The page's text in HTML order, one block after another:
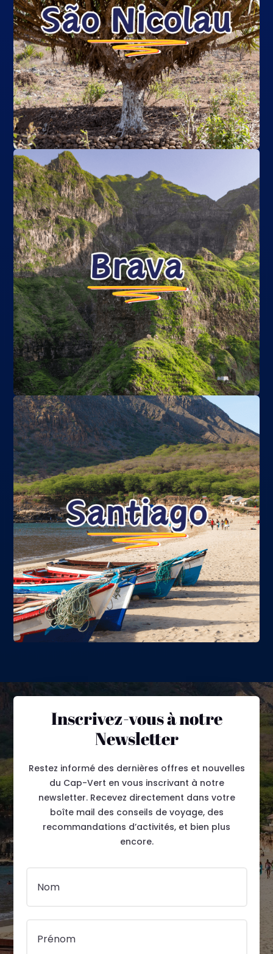
Inscrivez-vous à notre
Newsletter
Restez informé des dernières offres et nouvelles
du Cap-Vert en vous inscrivant à notre
newsletter. Recevez directement dans votre
boîte mail des conseils de voyage, des
recommandations d’activités, et bien plus
encore.